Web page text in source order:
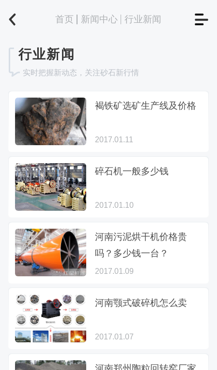
首页 新闻中心 行业新闻
行业新闻
实时把握新动态，关注砂石新行情
褐铁矿选矿生产线及价格
2017.01.11
碎石机一般多少钱
2017.01.10
河南污泥烘干机价格贵
吗？多少钱一台？
2017.01.09
河南颚式破碎机怎么卖
2017.01.07